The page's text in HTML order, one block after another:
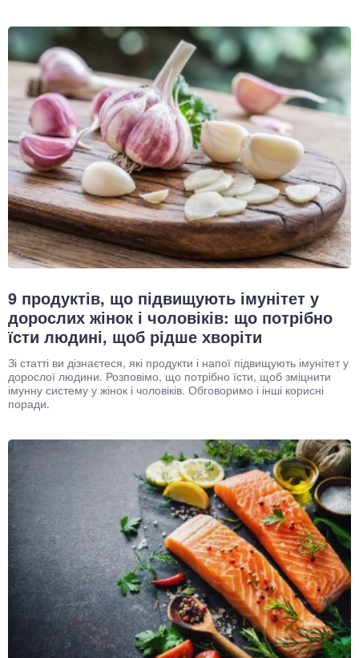
9 продуктів, що підвищують імунітет у
дорослих жінок і чоловіків: що потрібно
їсти людині, щоб рідше хворіти
Зі статті ви дізнаєтеся, які продукти і напої підвищують імунітет у
дорослої людини. Розповімо, що потрібно їсти, щоб зміцнити
імунну систему у жінок і чоловіків. Обговоримо і інші корисні
поради.